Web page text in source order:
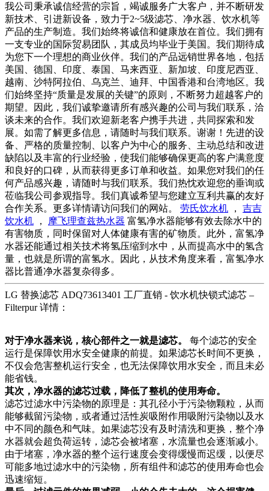
我公司秉承诚信经营的宗旨，竭诚服务广大客户，并不断研发
新技术、引进新设备，致力于2~5级滤芯、净水器、饮水机等
产品的生产制造。我们始终将诚信和健康放在首位。我们拥有
一支专业的国际贸易团队，其成员均毕业于美国。我们期待成
为您下一个理想的商业伙伴。我们的产品远销世界各地，包括
美国、德国、印度、泰国、马来西亚、新加坡、印度尼西亚、
越南、沙特阿拉伯、乌克兰、迪拜、中国香港和台湾地区。我
们始终坚持“质量是发展的关键”的原则，不断努力超越客户的
期望。因此，我们诚挚邀请所有感兴趣的公司与我们联系，洽
谈未来的合作。我们欢迎新老客户携手共进，共同探索和发
展。如需了解更多信息，请随时与我们联系。谢谢！先进的设
备、严格的质量控制、以客户为中心的服务、主动总结和改进
缺陷以及丰富的行业经验，使我们能够确保更高的客户满意度
和良好的口碑，从而获得更多订单和收益。如果您对我们的任
何产品感兴趣，请随时与我们联系。我们热忱欢迎您的垂询或
莅临我公司参观指导。我们真诚希望与您建立互利共赢的友好
合作关系。更多详情请访问我们的网站。 劳氏饮水机 ， 吉吉
饮水机 ， 摩飞理查兹热水器 富氢净水器能够有效去除水中的
有害物质，同时保留对人体健康有害的矿物质。此外，富氢净
水器还能通过相关技术将氢压缩到水中，从而提高水中的氢含
量，也就是所谓的富氢水。因此，从技术角度来看，富氢净水
器比普通净水器复杂得多。
LG 替换滤芯 ADQ73613401 工厂直销 - 饮水机快锁式滤芯 –
Filterpur 详情：
对于净水器来说，核心部件之一就是滤芯。
每个滤芯的安全
运行是保障饮用水安全健康的前提。如果滤芯长时间不更换，
不仅会危害整机运行安全，也无法保障饮用水安全，而且未必
能省钱。
其次，净水器的滤芯过载，降低了整机的使用寿命。
滤芯过滤水中污染物的原理是：其孔径小于污染物颗粒，从而
能够截留污染物，或者通过活性炭吸附作用吸附污染物以及水
中不同的颜色和气味。如果滤芯没有及时清洗和更换，整个净
水器就会超负荷运转，滤芯会被堵塞，水流量也会逐渐减小。
由于堵塞，净水器的整个运行速度会变得缓慢而迟缓，以便尽
可能多地过滤水中的污染物，所有组件和滤芯的使用寿命也会
迅速缩短。